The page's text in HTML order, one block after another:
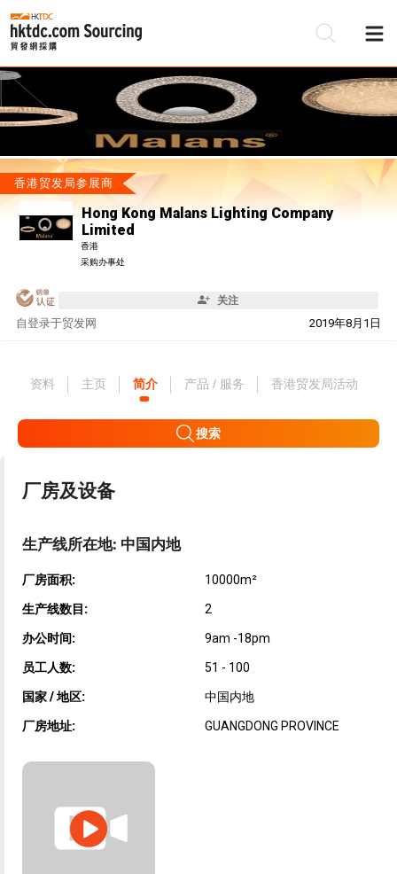
香港贸发局参展商
Hong Kong Malans Lighting Company
Limited
香港
采购办事处
关注
自 2019年8月1日
登录于贸发网
资料 主页 简介 产品 / 服务 香港贸发局活动
搜索
厂房及设备
生产线所在地: 中国内地
厂房面积: 10000m²
生产线数目: 2
办公时间: 9am -18pm
员工人数: 51 - 100
国家 / 地区: 中国内地
厂房地址: GUANGDONG PROVINCE